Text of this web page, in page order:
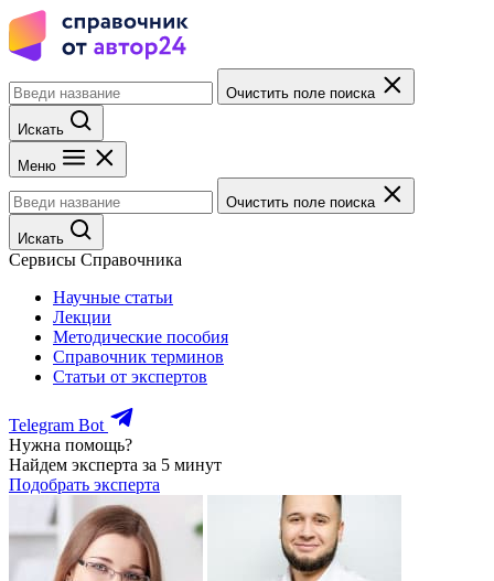
Очистить поле поиска
Искать
Меню
Очистить поле поиска
Искать
Сервисы Справочника
Научные статьи
Лекции
Методические пособия
Справочник терминов
Статьи от экспертов
Telegram Bot
Нужна помощь?
Найдем эксперта за 5 минут
Подобрать эксперта